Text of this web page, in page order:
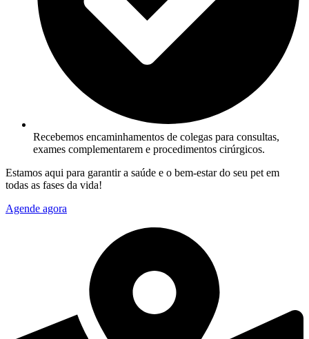
Recebemos encaminhamentos de colegas para consultas,
exames complementarem e procedimentos cirúrgicos.
Estamos aqui para garantir a saúde e o bem-estar do seu pet em
todas as fases da vida!
Agende agora